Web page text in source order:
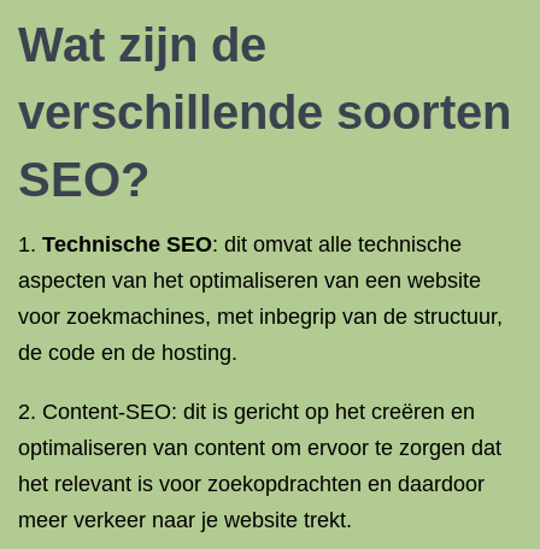
Wat zijn de
verschillende soorten
SEO?
1. Technische SEO: dit omvat alle technische
aspecten van het optimaliseren van een website
voor zoekmachines, met inbegrip van de structuur,
de code en de hosting.
2. Content-SEO: dit is gericht op het creëren en
optimaliseren van content om ervoor te zorgen dat
het relevant is voor zoekopdrachten en daardoor
meer verkeer naar je website trekt.